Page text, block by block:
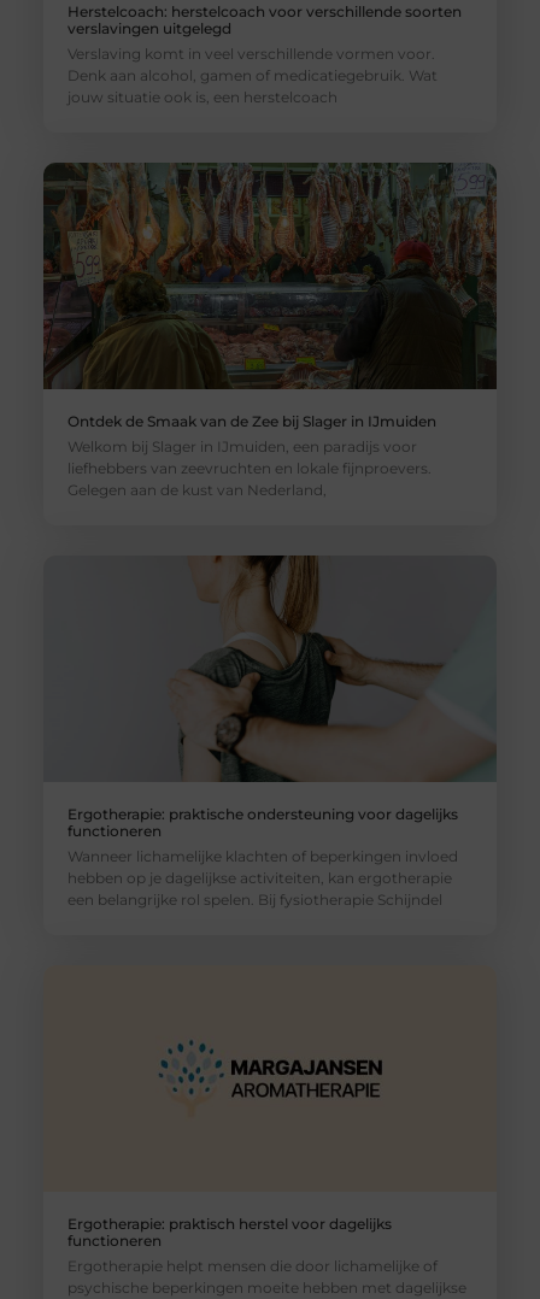
Herstelcoach: herstelcoach voor verschillende soorten
verslavingen uitgelegd
Verslaving komt in veel verschillende vormen voor.
Denk aan alcohol, gamen of medicatiegebruik. Wat
jouw situatie ook is, een herstelcoach
Ontdek de Smaak van de Zee bij Slager in IJmuiden
Welkom bij Slager in IJmuiden, een paradijs voor
liefhebbers van zeevruchten en lokale fijnproevers.
Gelegen aan de kust van Nederland,
Ergotherapie: praktische ondersteuning voor dagelijks
functioneren
Wanneer lichamelijke klachten of beperkingen invloed
hebben op je dagelijkse activiteiten, kan ergotherapie
een belangrijke rol spelen. Bij fysiotherapie Schijndel
Ergotherapie: praktisch herstel voor dagelijks
functioneren
Ergotherapie helpt mensen die door lichamelijke of
psychische beperkingen moeite hebben met dagelijkse